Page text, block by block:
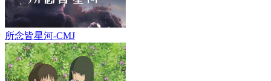
所念皆星河-CMJ